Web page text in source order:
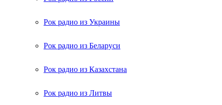
Рок радио из Украины
Рок радио из Беларуси
Рок радио из Казахстана
Рок радио из Литвы